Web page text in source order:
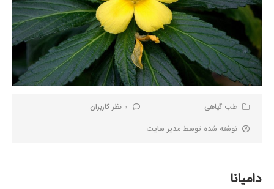
طب گیاهی
0 نظر کاربران
نوشته شده توسط مدیر سایت
دامیانا